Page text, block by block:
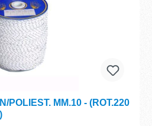
POLIEST. MM.10 - (ROT.220